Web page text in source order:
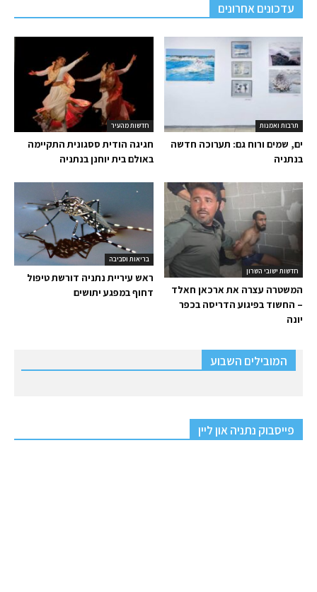
עדכונים אחרונים
חדשות מהעיר
חגיגה הודית ססגונית התקיימה
באולם בית יוחנן בנתניה
תרבות ואמנות
ים, שמים ורוח גם: תערוכה חדשה
בנתניה
בריאות וסביבה
ראש עיריית נתניה דורשת טיפול
דחוף במפגע יתושים
חדשות ישובי השרון
המשטרה עצרה את ארכאן חאלד
– החשוד בפיגוע הדריסה בכפר
יונה
המובילים השבוע
פייסבוק נתניה און ליין